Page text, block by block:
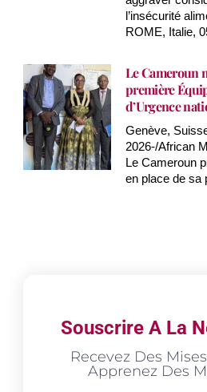
l’insécurité
ROME, Italie,
Le Cameroun
première
d’Urgence
Genève,
2026-/African
Le Cameroun
en place de sa
Souscrire A La
Recevez Des
Apprenez Des